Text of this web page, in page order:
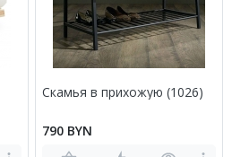
Скамья в прихожую (1026)
790 BYN